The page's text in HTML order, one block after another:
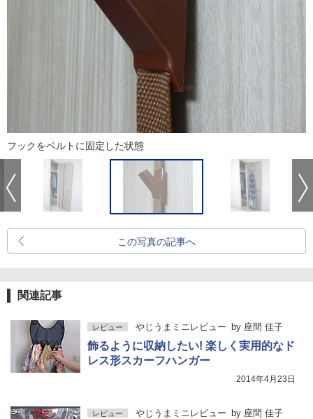
フックをベルトに固定した状態
この写真の記事へ
関連記事
レビュー やじうまミニレビュー by 座間 佳子
飾るように収納したい! 楽しく実用的なド
レス形スカーフハンガー
2014年4月23日
レビュー やじうまミニレビュー by 座間 佳子